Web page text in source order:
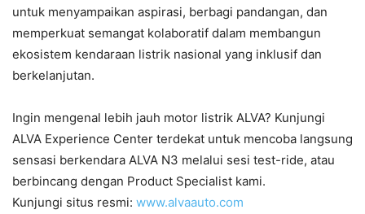
untuk menyampaikan aspirasi, berbagi pandangan, dan
memperkuat semangat kolaboratif dalam membangun
ekosistem kendaraan listrik nasional yang inklusif dan
berkelanjutan.
Ingin mengenal lebih jauh motor listrik ALVA? Kunjungi
ALVA Experience Center terdekat untuk mencoba langsung
sensasi berkendara ALVA N3 melalui sesi test-ride, atau
berbincang dengan Product Specialist kami.
Kunjungi situs resmi: www.alvaauto.com